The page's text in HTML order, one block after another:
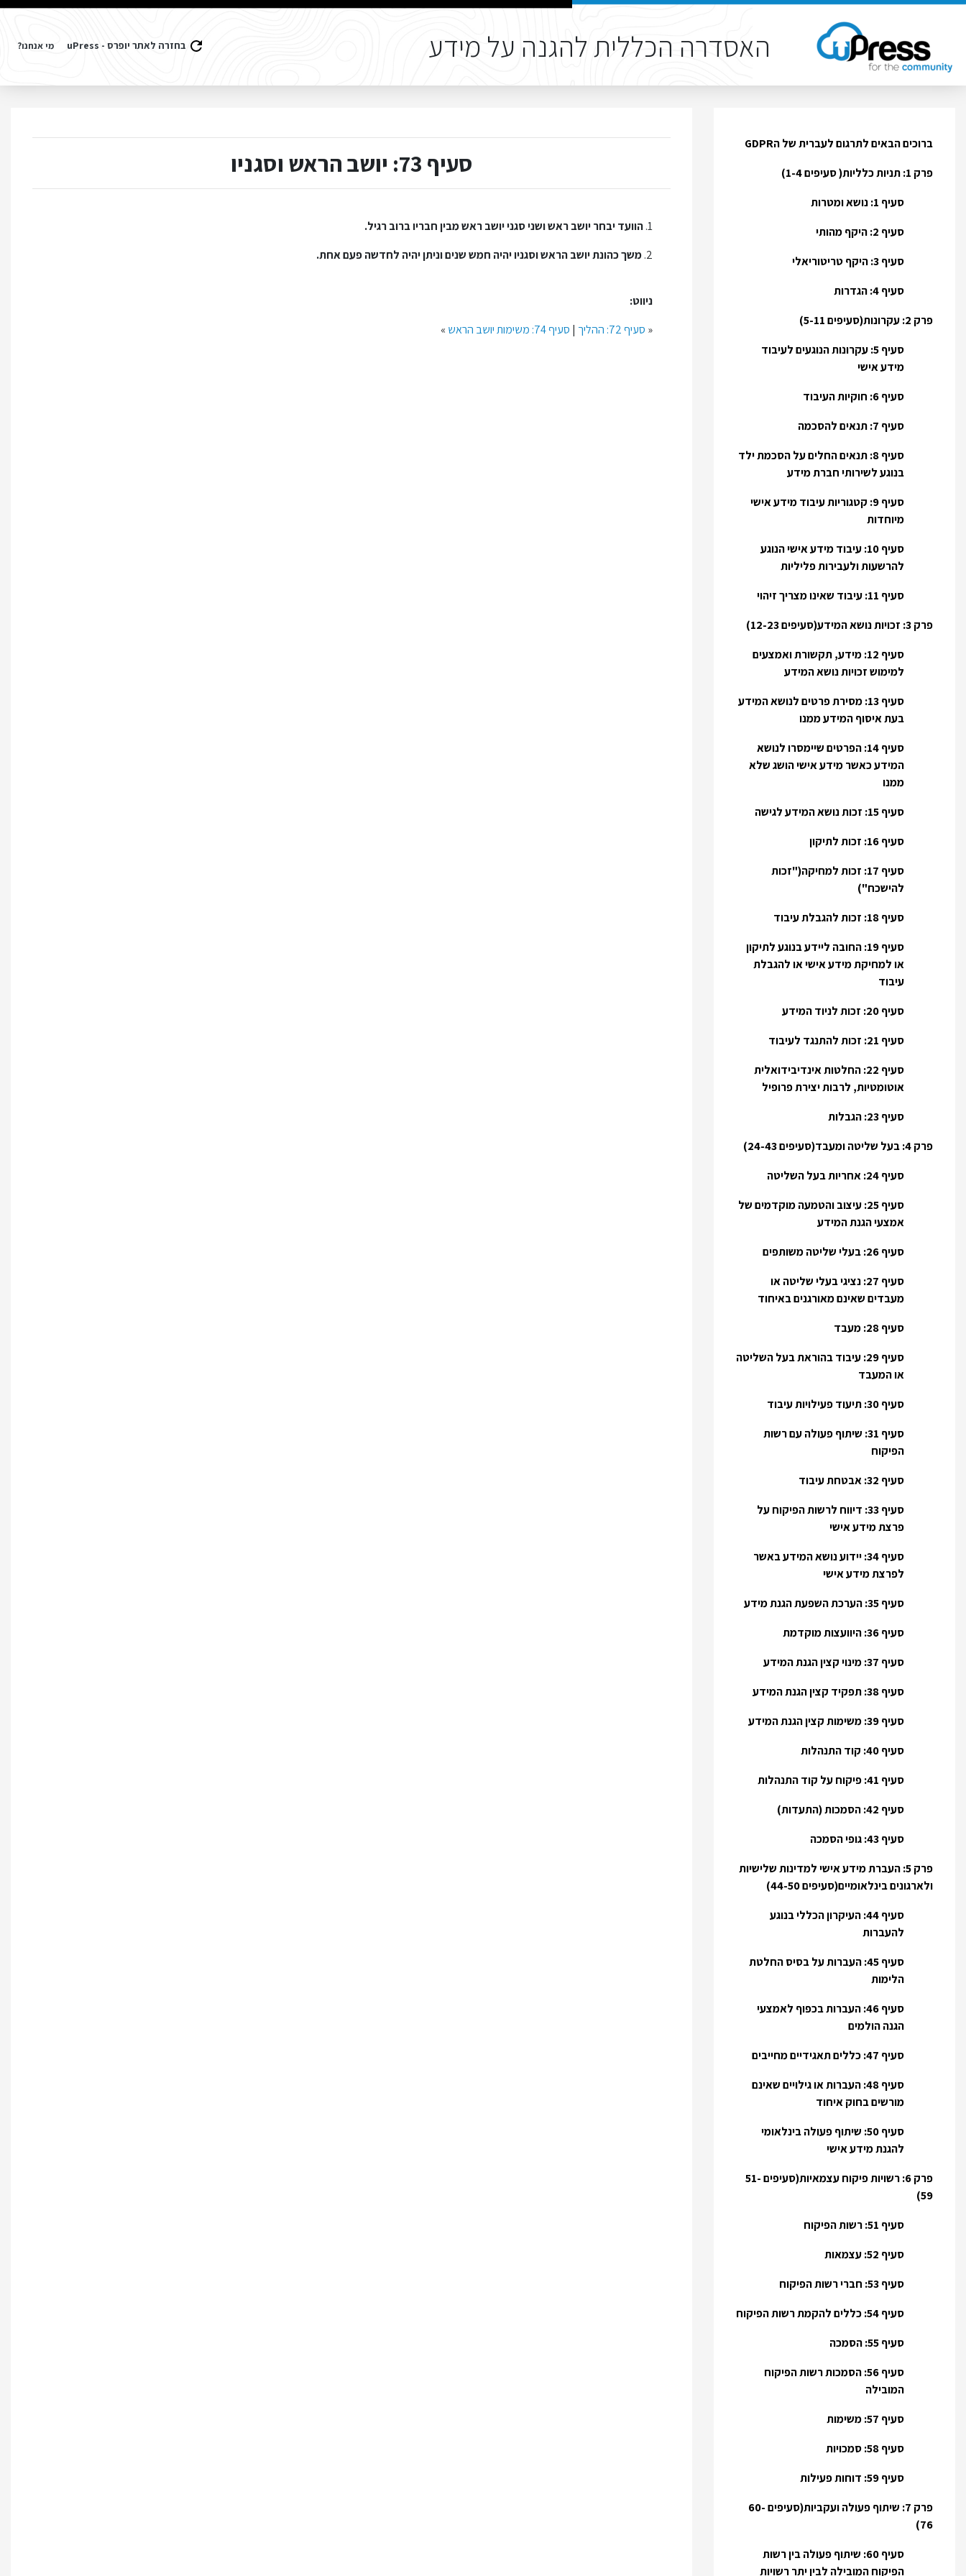
האסדרה הכללית להגנה על מידע בחזרה לאתר יופרס - uPress מי אנחנו?
ברוכים הבאים לתרגום לעברית של הGDPR
פרק 1: תניות כלליות( סעיפים 1-4)
סעיף 1: נושא ומטרות
סעיף 2: היקף מהותי
סעיף 3: היקף טריטוריאלי
סעיף 4: הגדרות
פרק 2: עקרונות(סעיפים 5-11)
סעיף 5: עקרונות הנוגעים לעיבוד
מידע אישי
סעיף 6: חוקיות העיבוד
סעיף 7: תנאים להסכמה
סעיף 8: תנאים החלים על הסכמת ילד
בנוגע לשירותי חברת מידע
סעיף 9: קטגוריות עיבוד מידע אישי
מיוחדות
סעיף 10: עיבוד מידע אישי הנוגע
להרשעות ולעבירות פליליות
סעיף 11: עיבוד שאינו מצריך זיהוי
פרק 3: זכויות נושא המידע(סעיפים 12-23)
סעיף 12: מידע, תקשורת ואמצעים
למימוש זכויות נושא המידע
סעיף 13: מסירת פרטים לנושא המידע
בעת איסוף המידע ממנו
סעיף 14: הפרטים שיימסרו לנושא
המידע כאשר מידע אישי הושג שלא
ממנו
סעיף 15: זכות נושא המידע לגישה
סעיף 16: זכות לתיקון
סעיף 17: זכות למחיקה("זכות
להישכח")
סעיף 18: זכות להגבלת עיבוד
סעיף 19: החובה ליידע בנוגע לתיקון
או למחיקת מידע אישי או להגבלת
עיבוד
סעיף 20: זכות לניוד המידע
סעיף 21: זכות להתנגד לעיבוד
סעיף 22: החלטות אינדיבידואלית
אוטומטיות, לרבות יצירת פרופיל
סעיף 23: הגבלות
פרק 4: בעל שליטה ומעבד(סעיפים 24-43)
סעיף 24: אחריות בעל השליטה
סעיף 25: עיצוב והטמעה מוקדמים של
אמצעי הגנת המידע
סעיף 26: בעלי שליטה משותפים
סעיף 27: נציגי בעלי שליטה או
מעבדים שאינם מאורגנים באיחוד
סעיף 28: מעבד
סעיף 29: עיבוד בהוראת בעל השליטה
או המעבד
סעיף 30: תיעוד פעילויות עיבוד
סעיף 31: שיתוף פעולה עם רשות
הפיקוח
סעיף 32: אבטחת עיבוד
סעיף 33: דיווח לרשות הפיקוח על
פרצת מידע אישי
סעיף 34: יידוע נושא המידע באשר
לפרצת מידע אישי
סעיף 35: הערכת השפעת הגנת מידע
סעיף 36: היוועצות מוקדמת
סעיף 37: מינוי קצין הגנת המידע
סעיף 38: תפקיד קצין הגנת המידע
סעיף 39: משימות קצין הגנת המידע
סעיף 40: קוד התנהלות
סעיף 41: פיקוח על קוד התנהלות
סעיף 42: הסמכות (התעדות)
סעיף 43: גופי הסמכה
פרק 5: העברת מידע אישי למדינות שלישיות
ולארגונים בינלאומיים(סעיפים 44-50)
סעיף 44: העיקרון הכללי בנוגע
להעברות
סעיף 45: העברות על בסיס החלטת
הלימות
סעיף 46: העברות בכפוף לאמצעי
הגנה הולמים
סעיף 47: כללים תאגידיים מחייבים
סעיף 48: העברות או גילויים שאינם
מורשים בחוק איחוד
סעיף 50: שיתוף פעולה בינלאומי
להגנת מידע אישי
פרק 6: רשויות פיקוח עצמאיות(סעיפים 51-
59)
סעיף 51: רשות הפיקוח
סעיף 52: עצמאות
סעיף 53: חברי רשות הפיקוח
סעיף 54: כללים להקמת רשות הפיקוח
סעיף 55: הסמכה
סעיף 56: הסמכות רשות הפיקוח
המובילה
סעיף 57: משימות
סעיף 58: סמכויות
סעיף 59: דוחות פעילות
פרק 7: שיתוף פעולה ועקביות(סעיפים 60-
76)
סעיף 60: שיתוף פעולה בין רשות
הפיקוח המובילה לבין יתר רשויות
סעיף 73: יושב הראש וסגניו
1. הוועד יבחר יושב ראש ושני סגני יושב ראש מבין חבריו ברוב רגיל.
2. משך כהונת יושב הראש וסגניו יהיה חמש שנים וניתן יהיה לחדשה פעם אחת.
ניווט:
« סעיף 72: ההליך | סעיף 74: משימות יושב הראש »